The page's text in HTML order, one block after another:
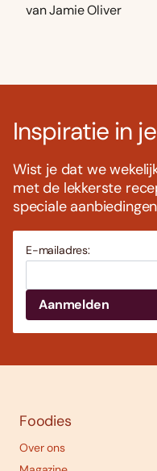
van Jamie Oliver
Inspiratie in
Wist je dat we
met de lekkerste
speciale
E-mailadres:
Foodies
Over ons